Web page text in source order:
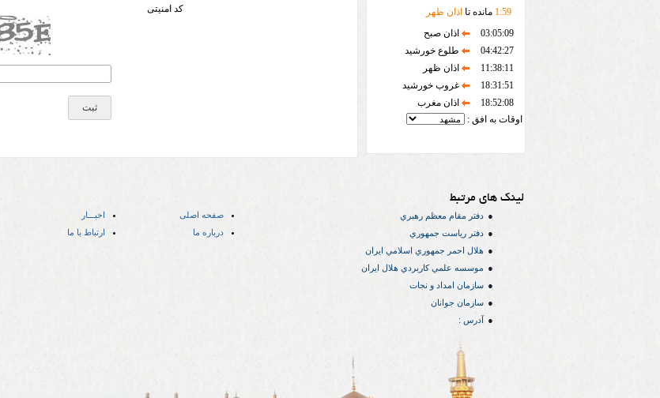
1:59 مانده تا اذان ظهر
03:05:09
اذان صبح
04:42:27
طلوع خورشید
11:38:11
اذان ظهر
18:31:51
غروب خورشید
18:52:08
اذان مغرب
اوقات به افق :
کد امنیتی
لینک های مرتبط
دفتر مقام معظم رهبري
دفتر رياست جمهوري
هلال احمر جمهوري اسلامي ايران
موسسه علمي كاربردي هلال ایران
سازمان امداد و نجات
سازمان جوانان
آدرس :
صفحه اصلی
اخبـــار
درباره ما
ارتباط با ما